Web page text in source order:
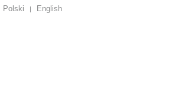
Polski | English